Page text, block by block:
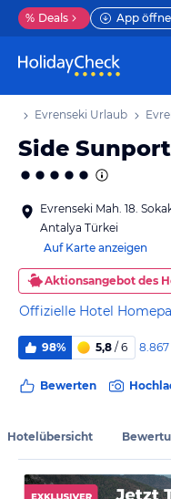
% Deals App
Evrenseki Urlaub
Side
Evrenseki Mah. 18.
Antalya Türkei
Auf Karte anzeigen
Aktionsangebot des
Offizielle Hotel
98% 5,8 / 6 8.867
Bewerten
Hotelübersicht